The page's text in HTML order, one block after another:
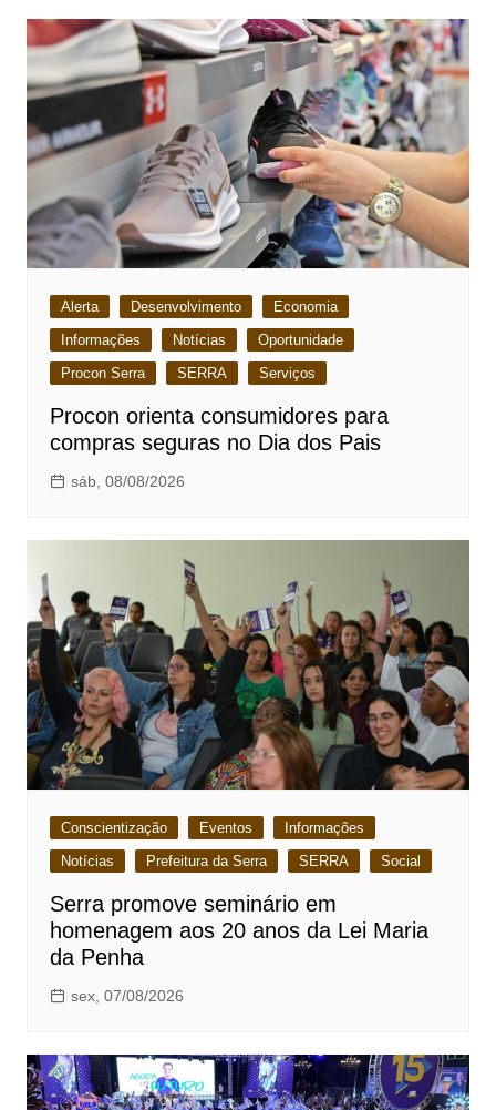
Alerta Desenvolvimento
Economia
Informações
Notícias
Oportunidade
Procon Serra
SERRA Serviços
Procon orienta consumidores para
compras seguras no Dia dos Pais
sáb, 08/08/2026
Conscientização Eventos
Informações
Notícias
Prefeitura da Serra SERRA Social
Serra promove seminário em
homenagem aos 20 anos da Lei Maria
da Penha
sex, 07/08/2026